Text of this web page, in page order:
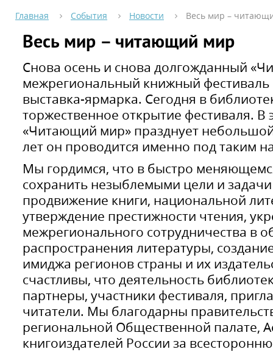
Главная События Новости Весь мир –
Весь мир – читающий мир
Снова осень и снова долгожданный
межрегиональный книжный
выставка-ярмарка. Сегодня в
торжественное открытие фестиваля. В
«Читающий мир» празднует
лет он проводится именно под таким
Мы гордимся, что в быстро
сохранить незыблемыми цели и
продвижение книги, национальной
утверждение престижности чтения,
межрегионального сотрудничества в
распространения литературы,
имиджа регионов страны и их
счастливы, что деятельность
партнеры, участники фестиваля,
читатели. Мы благодарны
региональной Общественной палате,
книгоиздателей России за